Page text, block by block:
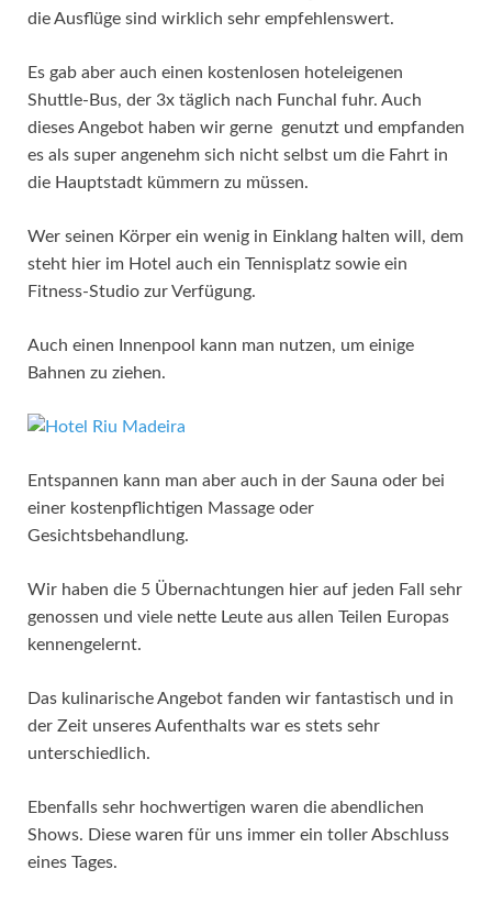
die Ausflüge sind wirklich sehr empfehlenswert.
Es gab aber auch einen kostenlosen hoteleigenen
Shuttle-Bus, der 3x täglich nach Funchal fuhr. Auch
dieses Angebot haben wir gerne genutzt und empfanden
es als super angenehm sich nicht selbst um die Fahrt in
die Hauptstadt kümmern zu müssen.
Wer seinen Körper ein wenig in Einklang halten will, dem
steht hier im Hotel auch ein Tennisplatz sowie ein
Fitness-Studio zur Verfügung.
Auch einen Innenpool kann man nutzen, um einige
Bahnen zu ziehen.
Entspannen kann man aber auch in der Sauna oder bei
einer kostenpflichtigen Massage oder
Gesichtsbehandlung.
Wir haben die 5 Übernachtungen hier auf jeden Fall sehr
genossen und viele nette Leute aus allen Teilen Europas
kennengelernt.
Das kulinarische Angebot fanden wir fantastisch und in
der Zeit unseres Aufenthalts war es stets sehr
unterschiedlich.
Ebenfalls sehr hochwertigen waren die abendlichen
Shows. Diese waren für uns immer ein toller Abschluss
eines Tages.